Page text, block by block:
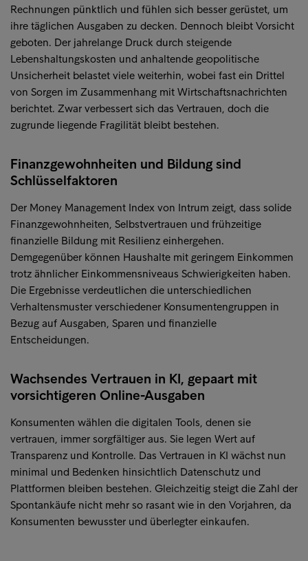
Rechnungen pünktlich und fühlen sich besser gerüstet, um
ihre täglichen Ausgaben zu decken. Dennoch bleibt Vorsicht
geboten. Der jahrelange Druck durch steigende
Lebenshaltungskosten und anhaltende geopolitische
Unsicherheit belastet viele weiterhin, wobei fast ein Drittel
von Sorgen im Zusammenhang mit Wirtschaftsnachrichten
berichtet. Zwar verbessert sich das Vertrauen, doch die
zugrunde liegende Fragilität bleibt bestehen.
Finanzgewohnheiten und Bildung sind
Schlüsselfaktoren
Der Money Management Index von Intrum zeigt, dass solide
Finanzgewohnheiten, Selbstvertrauen und frühzeitige
finanzielle Bildung mit Resilienz einhergehen.
Demgegenüber können Haushalte mit geringem Einkommen
trotz ähnlicher Einkommensniveaus Schwierigkeiten haben.
Die Ergebnisse verdeutlichen die unterschiedlichen
Verhaltensmuster verschiedener Konsumentengruppen in
Bezug auf Ausgaben, Sparen und finanzielle
Entscheidungen.
Wachsendes Vertrauen in KI, gepaart mit
vorsichtigeren Online-Ausgaben
Konsumenten wählen die digitalen Tools, denen sie
vertrauen, immer sorgfältiger aus. Sie legen Wert auf
Transparenz und Kontrolle. Das Vertrauen in KI wächst nun
minimal und Bedenken hinsichtlich Datenschutz und
Plattformen bleiben bestehen. Gleichzeitig steigt die Zahl der
Spontankäufe nicht mehr so rasant wie in den Vorjahren, da
Konsumenten bewusster und überlegter einkaufen.